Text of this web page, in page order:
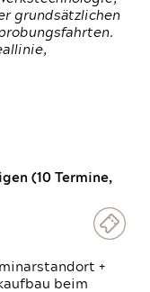
grundsätzlichen
(10 Termine,
+
beim